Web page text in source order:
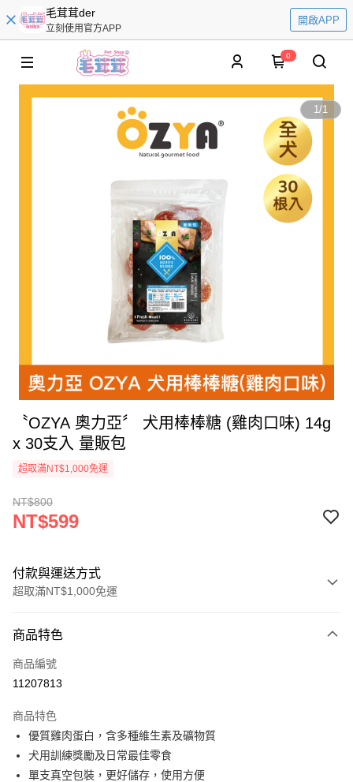
毛茸茸der
立刻使用官方APP
開啟APP
0
1/1
〝OZYA 奧力亞〞 犬用棒棒糖 (雞肉口味) 14g
x 30支入 量販包
超取滿NT$1,000免運
NT$800
NT$599
付款與運送方式
超取滿NT$1,000免運
信用卡一次付款
超商取貨付款
Apple Pay
街口支付
商品特色
商品編號
11207813
商品特色
優質雞肉蛋白，含多種維生素及礦物質
犬用訓練獎勵及日常最佳零食
單支真空包裝，更好儲存，使用方便